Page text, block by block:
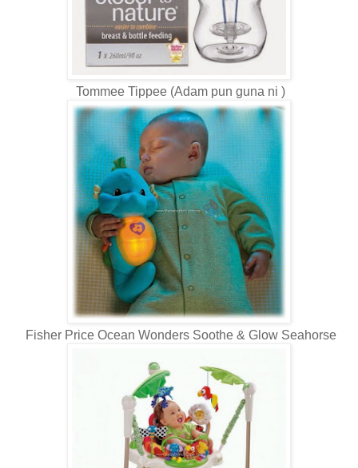
Tommee Tippee (Adam pun guna ni )
Fisher Price Ocean Wonders Soothe & Glow Seahorse